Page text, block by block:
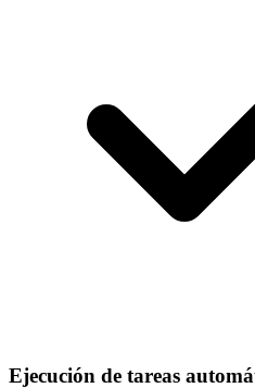
Ejecución de tareas